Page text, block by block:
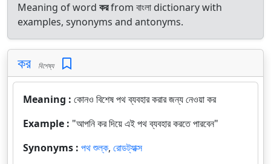
Meaning of word করfrom বাংলা dictionary with
examples, synonyms and antonyms.
কর বিশেষ্য
Meaning : কোনও বিশেষ পথ ব্যবহার করার জন্য নেওয়া কর
Example : "আপনি কর দিয়ে এই পথ ব্যবহার করতে পারবেন"
Synonyms : পথ শুল্ক, রোডট্যাক্স